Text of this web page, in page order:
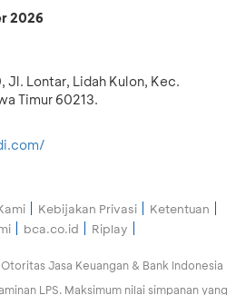
2026
Jl. Lontar, Lidah Kulon, Kec.
Timur 60213.
Kebijakan Privasi
Ketentuan
bca.co.id Riplay
Jasa Keuangan & Bank Indonesia
LPS. Maksimum nilai simpanan yang